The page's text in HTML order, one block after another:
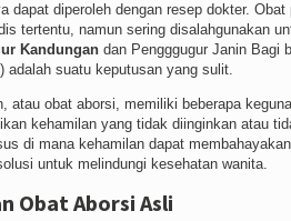
dapat diperoleh dengan resep dokter.
tertentu, namun sering disalahgunakan
Kandungan dan Pengggugur Janin Bagi
adalah suatu keputusan yang sulit.
atau obat aborsi, memiliki beberapa
kehamilan yang tidak diinginkan atau
di mana kehamilan dapat
untuk melindungi kesehatan wanita.
Obat Aborsi Asli